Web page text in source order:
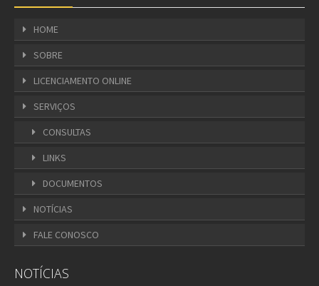
HOME
SOBRE
LICENCIAMENTO ONLINE
SERVIÇOS
CONSULTAS
LINKS
DOCUMENTOS
NOTÍCIAS
FALE CONOSCO
NOTÍCIAS